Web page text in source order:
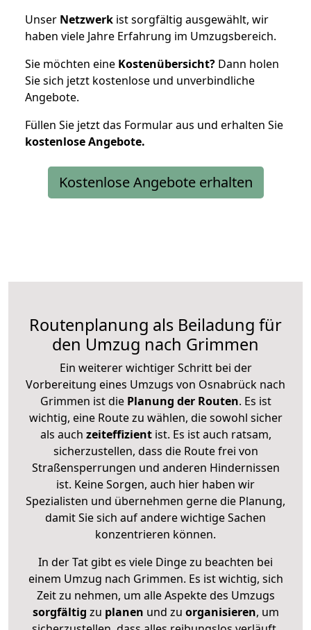
Unser Netzwerk ist sorgfältig ausgewählt, wir
haben viele Jahre Erfahrung im Umzugsbereich.
Sie möchten eine Kostenübersicht? Dann holen
Sie sich jetzt kostenlose und unverbindliche
Angebote.
Füllen Sie jetzt das Formular aus und erhalten Sie
kostenloseAngebote.
Kostenlose Angebote erhalten
Routenplanung als Beiladung für
den Umzug nach Grimmen
Ein weiterer wichtiger Schritt bei der
Vorbereitung eines Umzugs von Osnabrück nach
Grimmen ist diePlanung der Routen. Es ist
wichtig, eine Route zu wählen, die sowohl sicher
als auch zeiteffizientist. Es ist auch ratsam,
sicherzustellen, dass die Route frei von
Straßensperrungen und anderen Hindernissen
ist. Keine Sorgen, auch hier haben wir
Spezialisten und übernehmen gerne die Planung,
damit Sie sich auf andere wichtige Sachen
konzentrieren können.
In der Tat gibt es viele Dinge zu beachten bei
einem Umzug nach Grimmen. Es ist wichtig, sich
Zeit zu nehmen, um alle Aspekte des Umzugs
sorgfältig zu planen und zu organisieren, um